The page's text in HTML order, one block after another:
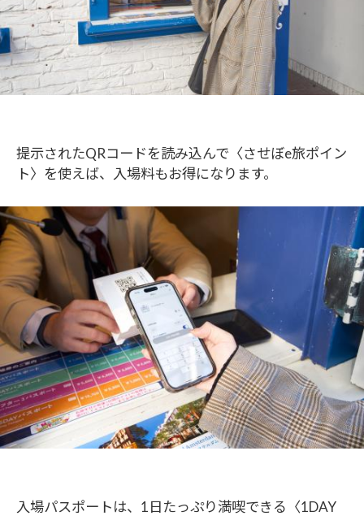
提示されたQRコードを読み込んで〈させぼe旅ポイン
ト〉を使えば、入場料もお得になります。
入場パスポートは、1日たっぷり満喫できる〈1DAY